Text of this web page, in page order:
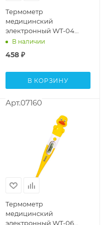
Термометр
медицинский
электронный WT-04
(гибкий)
В наличии
458₽
В КОРЗИНУ
Арт.07160
Термометр
медицинский
электронный WT-06